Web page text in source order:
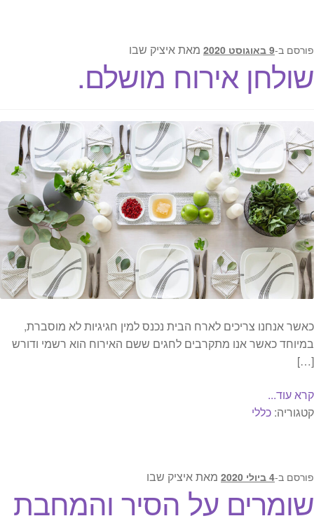
פורסם ב-9 באוגוסט 2020 מאתאיציק שבו
שולחן אירוח מושלם.
כאשר אנחנו צריכים לארח הבית נכנס למין חגיגיות לא מוסברת,
במיוחד כאשר אנו מתקרבים לחגים ששם האירוח הוא רשמי ודורש
[…]
קרא עוד...
קטגוריה: כללי
פורסם ב-4 ביולי 2020 מאתאיציק שבו
שומרים על הסיר והמחבת